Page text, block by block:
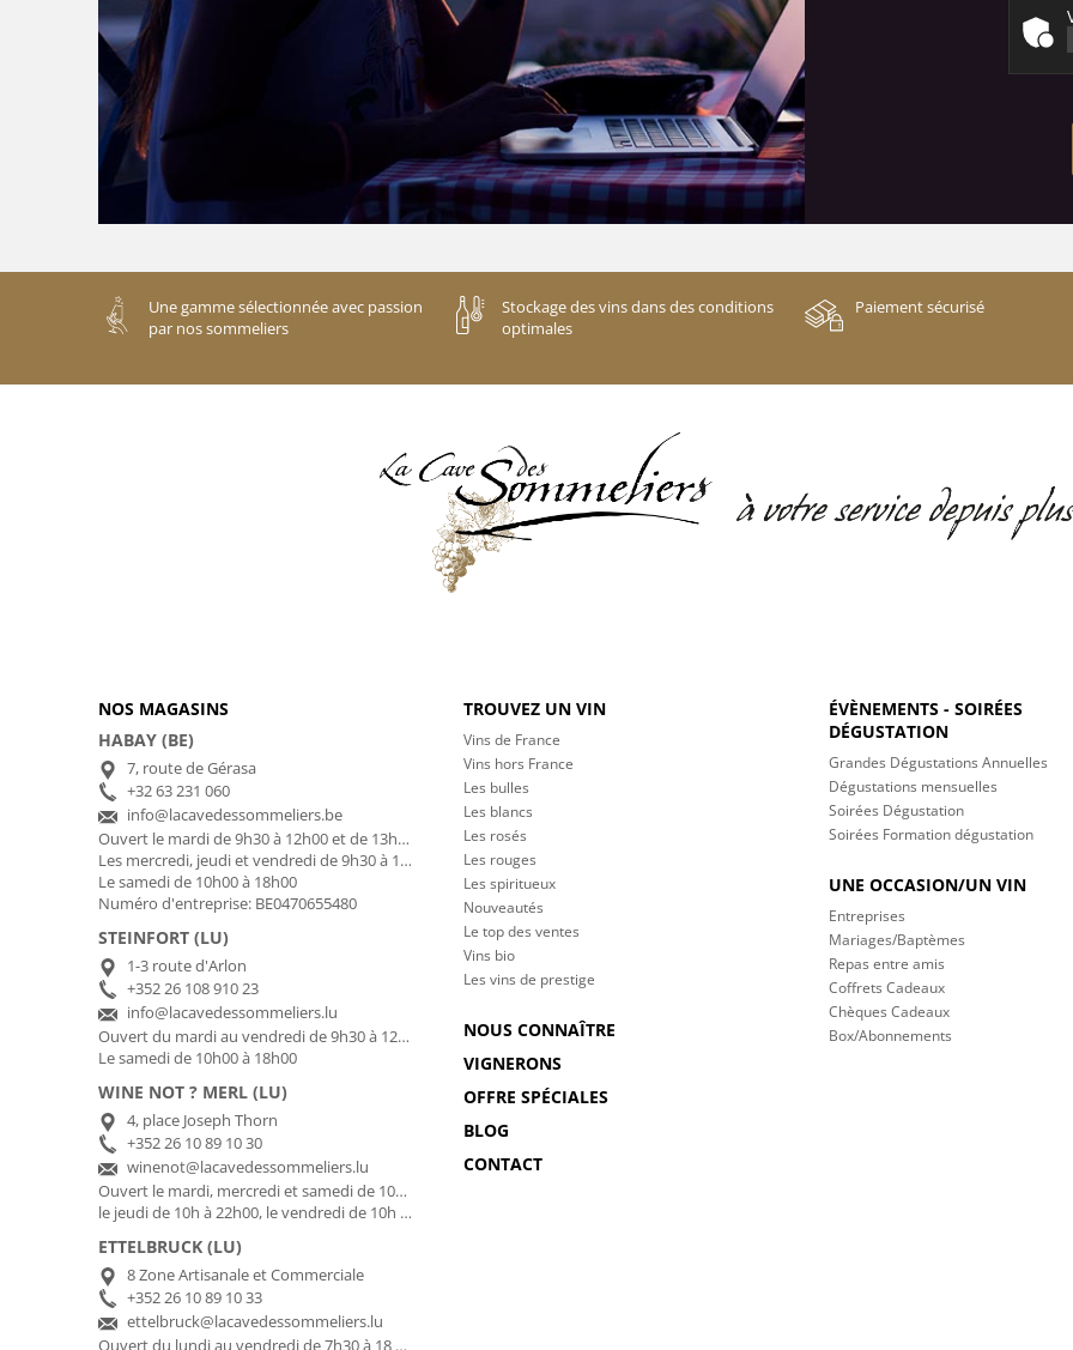
Une gamme sélectionnée avec passion
par nos sommeliers
Stockage des vins dans des conditions
optimales
Paiement sécurisé
NOS MAGASINS
HABAY (BE)
7, route de Gérasa
+32 63 231 060
info@lacavedessommeliers.be
Ouvert le mardi de 9h30 à 12h00 et de 13h00 à 17h00
Les mercredi, jeudi et vendredi de 9h30 à 12h00 et de 13h00 à 18h30
Le samedi de 10h00 à 18h00
Numéro d'entreprise: BE0470655480
STEINFORT (LU)
1-3 route d'Arlon
+352 26 108 910 23
info@lacavedessommeliers.lu
Ouvert du mardi au vendredi de 9h30 à 12h00 et de 13h00 à 18h30
Le samedi de 10h00 à 18h00
WINE NOT ? MERL (LU)
4, place Joseph Thorn
+352 26 10 89 10 30
winenot@lacavedessommeliers.lu
Ouvert le mardi, mercredi et samedi de 10h à 18h30,
le jeudi de 10h à 22h00, le vendredi de 10h à 20h30
ETTELBRUCK (LU)
8 Zone Artisanale et Commerciale
+352 26 10 89 10 33
ettelbruck@lacavedessommeliers.lu
Ouvert du lundi au vendredi de 7h30 à 18 h00
TROUVEZ UN VIN
Vins de France
Vins hors France
Les bulles
Les blancs
Les rosés
Les rouges
Les spiritueux
Nouveautés
Le top des ventes
Vins bio
Les vins de prestige
NOUS CONNAÎTRE
VIGNERONS
OFFRE SPÉCIALES
BLOG
CONTACT
ÉVÈNEMENTS - SOIRÉES
DÉGUSTATION
Grandes Dégustations Annuelles
Dégustations mensuelles
Soirées Dégustation
Soirées Formation dégustation
UNE OCCASION/UN VIN
Entreprises
Mariages/Baptèmes
Repas entre amis
Coffrets Cadeaux
Chèques Cadeaux
Box/Abonnements